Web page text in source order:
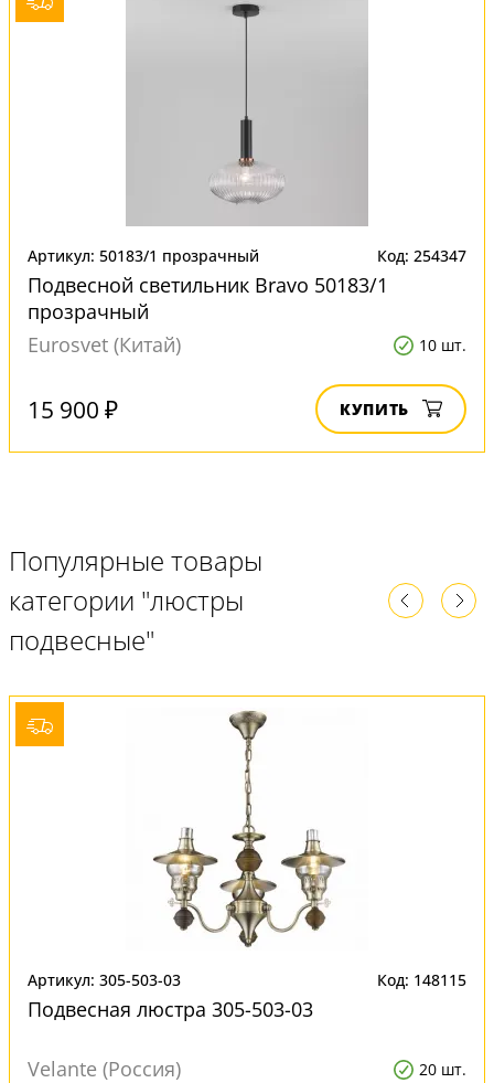
Артикул: 50183/1 прозрачный Код: 254347
Подвесной светильник Bravo 50183/1
прозрачный
Eurosvet (Китай)
10 шт.
15 900 ₽ КУПИТЬ
Популярные товары
категории "люстры
подвесные"
Артикул: 305-503-03 Код: 148115
Подвесная люстра 305-503-03
Velante (Россия) 20 шт.